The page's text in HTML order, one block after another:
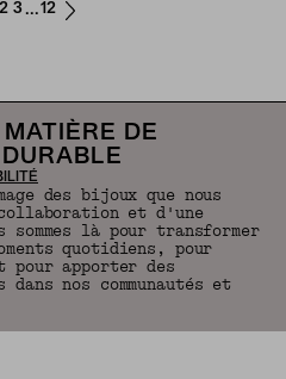
2 3 ...12
DE
des bijoux que nous
et d'une
sommes là pour transformer
quotidiens, pour
pour apporter des
nos communautés et